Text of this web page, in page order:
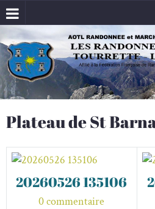
Plateau de St
20260526 135106
0 commentaire